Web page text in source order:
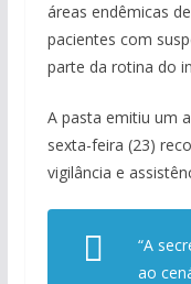
áreas endêmicas
pacientes com
parte da rotina do
A pasta emitiu um
sexta-feira (23)
vigilância e
“A
ao